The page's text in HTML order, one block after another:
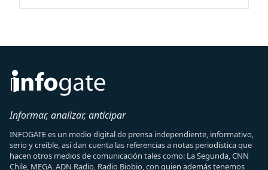
Informar, analizar, anticipar
INFOGATE es un medio digital de prensa independiente, informativo,
serio y creíble, así dan cuenta las referencias a notas periodística que
hacen otros medios de comunicación tales como: La Segunda, CNN
Chile, MEGA, ADN Radio, Radio Biobio, con quien además tenemos